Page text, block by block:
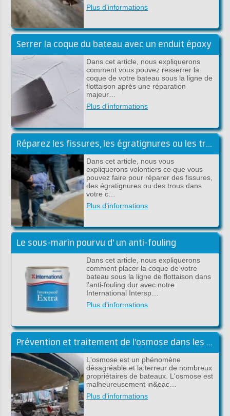
Plus d'informations
Serrer la coque du bateau avec un enduit époxy
Dans cet article, nous expliquerons
comment vous pouvez resserrer la
coque de votre bateau sous la ligne de
flottaison après une réparation
majeur…
Plus d'informations
Réparez les fissures, les égratignures ou les trous sous la ligne de flottaison
Dans cet article, nous vous
expliquerons volontiers ce que vous
pouvez faire pour réparer des fissures,
des égratignures ou des trous dans
votre c…
Plus d'informations
Le sous-marin pourvu d' un anti-fouling
Dans cet article, nous expliquerons
comment placer la coque de votre
bateau sous la ligne de flottaison dans
l'anti-fouling dur avec notre
International Intersp…
Plus d'informations
Prévention et traitement de l'osmose dans les bateaux en polyester
L'osmose est un phénomène
désagréable et la terreur de nombreux
propriétaires de bateaux. L'osmose est
malheureusement in&eac…
Plus d'informations